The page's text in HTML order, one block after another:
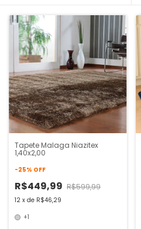
Tapete Malaga Niazitex
1,40x2,00
-25% OFF
R$449,99 R$599,99
12 x de R$46,29
+1